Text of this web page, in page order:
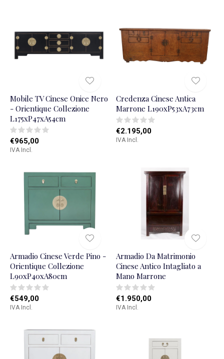
Mobile TV Cinese Onice Nero
- Orientique Collezione
L175xP47xA54cm
€965,00
IVA Incl.
Credenza Cinese Antica
Marrone L190xP53xA73cm
€2.195,00
IVA Incl.
Armadio Cinese Verde Pino -
Orientique Collezione
L90xP40xA80cm
€549,00
IVA Incl.
Armadio Da Matrimonio
Cinese Antico Intagliato a
Mano Marrone
€1.950,00
IVA Incl.